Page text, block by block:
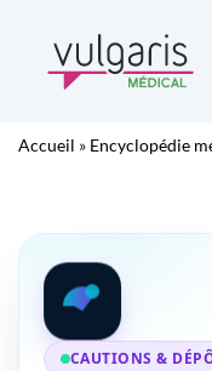
contenu
Accueil » Encyclopédie
CAUTIONS &